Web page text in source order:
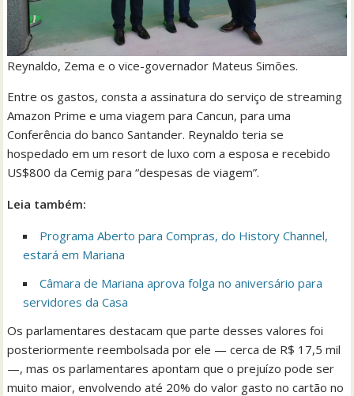
Reynaldo, Zema e o vice-governador Mateus Simões.
Entre os gastos, consta a assinatura do serviço de streaming
Amazon Prime e uma viagem para Cancun, para uma
Conferência do banco Santander. Reynaldo teria se
hospedado em um resort de luxo com a esposa e recebido
US$800 da Cemig para “despesas de viagem”.
Leia também:
Programa Aberto para Compras, do History Channel,
estará em Mariana
Câmara de Mariana aprova folga no aniversário para
servidores da Casa
Os parlamentares destacam que parte desses valores foi
posteriormente reembolsada por ele — cerca de R$ 17,5 mil
—, mas os parlamentares apontam que o prejuízo pode ser
muito maior, envolvendo até 20% do valor gasto no cartão no